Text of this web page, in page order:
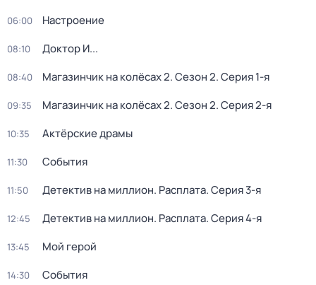
06:00 Настроение
08:10 Доктор И...
08:40 Магазинчик на колёсах 2. Сезон 2. Серия 1-я
09:35 Магазинчик на колёсах 2. Сезон 2. Серия 2-я
10:35 Актёрские драмы
11:30 События
11:50 Детектив на миллион. Расплата. Серия 3-я
12:45 Детектив на миллион. Расплата. Серия 4-я
13:45 Мой герой
14:30 События